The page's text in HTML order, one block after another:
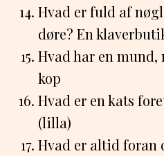
Hvad er fuld af
døre? En
Hvad har en mund,
kop
Hvad er en kats
(lilla)
Hvad er altid foran